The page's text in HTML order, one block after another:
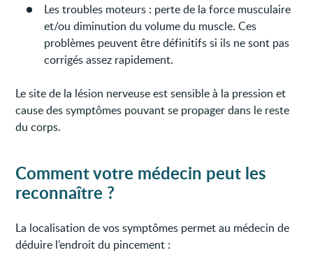
Les troubles moteurs : perte de la force musculaire
et/ou diminution du volume du muscle. Ces
problèmes peuvent être définitifs si ils ne sont pas
corrigés assez rapidement.
Le site de la lésion nerveuse est sensible à la pression et
cause des symptômes pouvant se propager dans le reste
du corps.
Comment votre médecin peut les
reconnaître ?
La localisation de vos symptômes permet au médecin de
déduire l’endroit du pincement :